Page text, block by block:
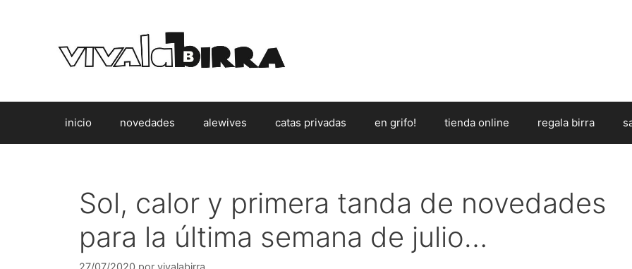
inicio novedades alewives catas privadas en grifo! tienda online regala birra
Sol, calor y primera tanda de novedades
para la última semana de julio…
27/07/2020 por vivalabirra